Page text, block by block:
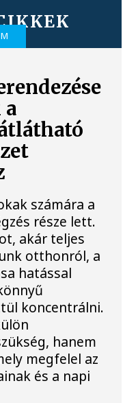
a
számára a
része lett.
akár teljes
otthonról, a
hatással
koncentrálni.
hanem
megfelel az
és a napi